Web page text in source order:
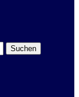
Suchen